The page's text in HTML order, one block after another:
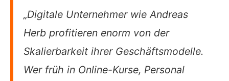
„Digitale Unternehmer wie Andreas
Herb profitieren enorm von der
Skalierbarkeit ihrer Geschäftsmodelle.
Wer früh in Online-Kurse, Personal